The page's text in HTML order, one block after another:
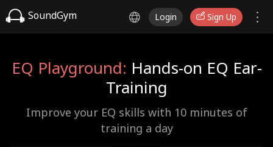
SoundGym Login Sign Up
EQ Playground: Hands-on EQ Ear-
Training
Improve your EQ skills with 10 minutes of
training a day